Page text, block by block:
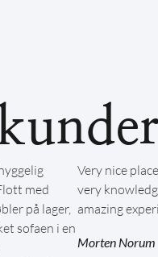
med
på lager,
sofaen i en
Very nice
very
amazing
Morten Norum